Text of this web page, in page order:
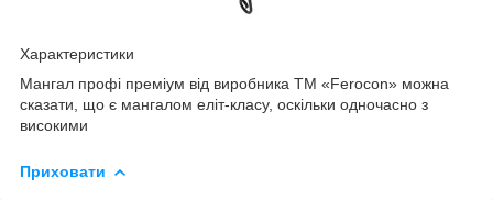
Характеристики
Мангал профі преміум від виробника ТМ «Ferocon» можна
сказати, що є мангалом еліт-класу, оскільки одночасно з
високими
Приховати